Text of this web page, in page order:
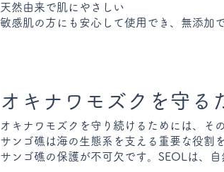
天然由来で肌にやさしい
敏感肌の方にも安心して使用でき、無添加
オキナワモズクを守る
オキナワモズクを守り続けるためには、そ
サンゴ礁は海の生態系を支える重要な役割
サンゴ礁の保護が不可欠です。SEOLは、